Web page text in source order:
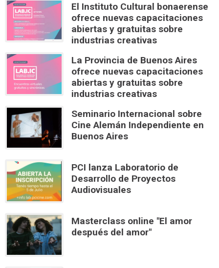
El Instituto Cultural bonaerense
ofrece nuevas capacitaciones
abiertas y gratuitas sobre
industrias creativas
La Provincia de Buenos Aires
ofrece nuevas capacitaciones
abiertas y gratuitas sobre
industrias creativas
Seminario Internacional sobre
Cine Alemán Independiente en
Buenos Aires
PCI lanza Laboratorio de
Desarrollo de Proyectos
Audiovisuales
Masterclass online "El amor
después del amor"